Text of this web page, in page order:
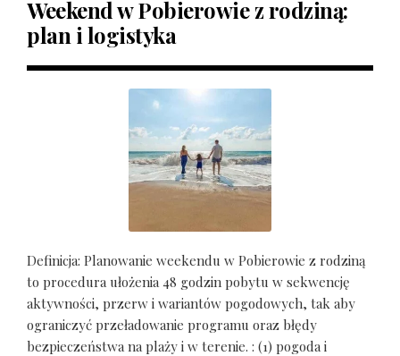
Weekend w Pobierowie z rodziną:
plan i logistyka
Definicja: Planowanie weekendu w Pobierowie z rodziną
to procedura ułożenia 48 godzin pobytu w sekwencję
aktywności, przerw i wariantów pogodowych, tak aby
ograniczyć przeładowanie programu oraz błędy
bezpieczeństwa na plaży i w terenie. : (1) pogoda i